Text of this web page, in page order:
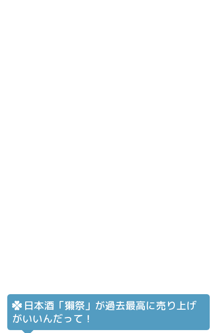
日本酒「獺祭」が過去最高に売り上げ
がいいんだって！